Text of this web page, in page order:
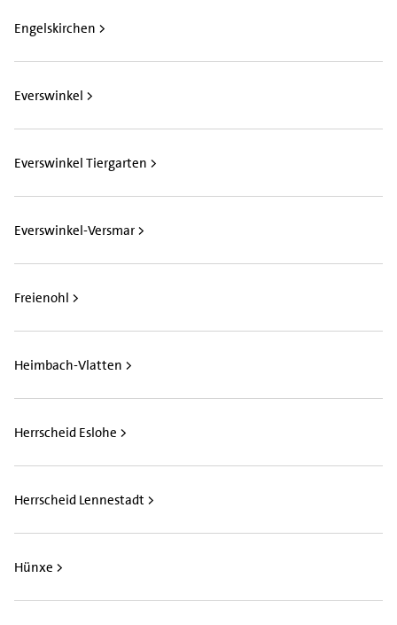
Engelskirchen >
Everswinkel >
Everswinkel Tiergarten >
Everswinkel-Versmar >
Freienohl >
Heimbach-Vlatten >
Herrscheid Eslohe >
Herrscheid Lennestadt >
Hünxe >